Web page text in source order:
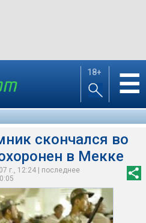
18+ ☰
скончался во
в Мекке
г., 12:24 | последнее